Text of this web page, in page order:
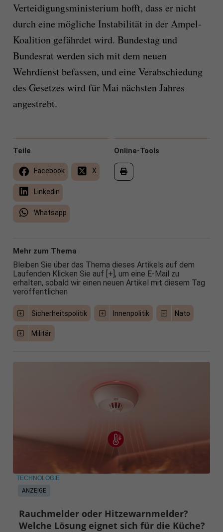
Verteidigungsministerium hofft, dass er nicht
durch eine mögliche Instabilität in der Ampel-
Koalition gefährdet wird. Bundestag und
Bundesrat werden sich mit dem neuen
Wehrdienst befassen, und eine Verabschiedung
des Gesetzes wird für Mai nächsten Jahres
angestrebt.
Online-Tools
Teile
Facebook X
LinkedIn
Whatsapp
Mehr zum Thema
Bleiben Sie über das Thema dieses Artikels auf dem
Laufenden Klicken Sie auf [+], um eine E-Mail zu
erhalten, sobald wir einen neuen Artikel mit diesem Tag
veröffentlichen
Sicherheitspolitik Innenpolitik Nato
Militär
ANZEIGE
TECHNOLOGIE
Rauchmelder oder Hitzewarnmelder?
Welche Lösung eignet sich für die Küche?